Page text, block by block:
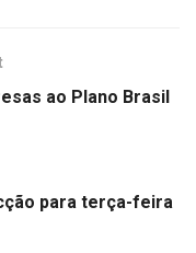
ao Plano Brasil
para terça-feira